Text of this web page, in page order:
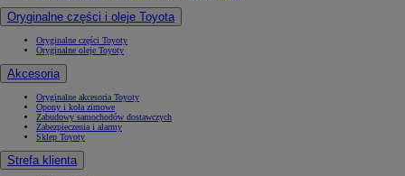
Oryginalne części i oleje Toyota
Oryginalne części Toyoty
Oryginalne oleje Toyoty
Akcesoria
Oryginalne akcesoria Toyoty
Opony i koła zimowe
Zabudowy samochodów dostawczych
Zabezpieczenia i alarmy
Sklep Toyoty
Strefa klienta